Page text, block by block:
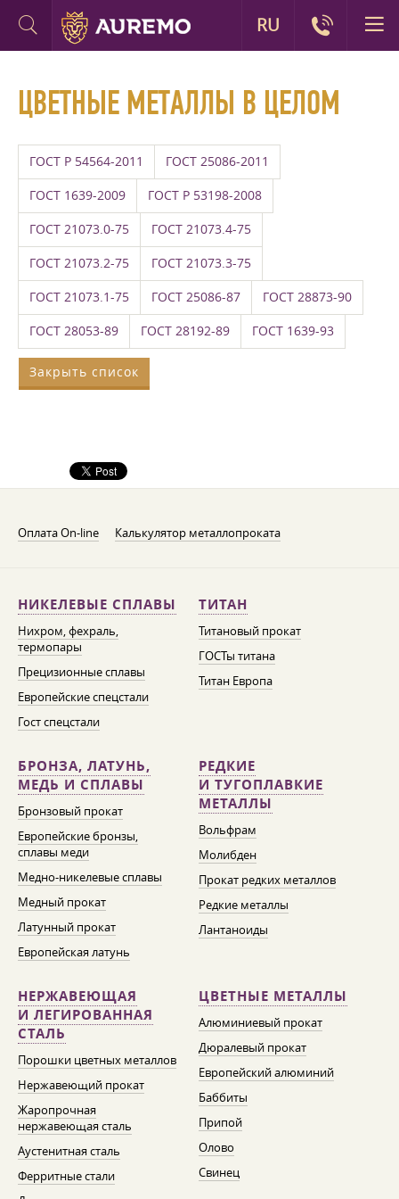
ЦВЕТНЫЕ МЕТАЛЛЫ В ЦЕЛОМ
ГОСТ Р 54564-2011 ГОСТ 25086-2011
ГОСТ 1639-2009 ГОСТ Р 53198-2008
ГОСТ 21073.0-75 ГОСТ 21073.4-75
ГОСТ 21073.2-75 ГОСТ 21073.3-75
ГОСТ 21073.1-75 ГОСТ 25086-87 ГОСТ 28873-90
ГОСТ 28053-89 ГОСТ 28192-89 ГОСТ 1639-93
Закрыть список
Оплата On-line Калькулятор металлопроката
НИКЕЛЕВЫЕ СПЛАВЫ
Нихром, фехраль,
термопары
Прецизионные сплавы
Европейские спецстали
Гост спецстали
ТИТАН
Титановый прокат
ГОСТы титана
Титан Европа
БРОНЗА, ЛАТУНЬ,
МЕДЬ И СПЛАВЫ
Бронзовый прокат
Европейские бронзы,
сплавы меди
Медно-никелевые сплавы
Медный прокат
Латунный прокат
Европейская латунь
РЕДКИЕ
И ТУГОПЛАВКИЕ
МЕТАЛЛЫ
Вольфрам
Молибден
Прокат редких металлов
Редкие металлы
Лантаноиды
НЕРЖАВЕЮЩАЯ
И ЛЕГИРОВАННАЯ
СТАЛЬ
Порошки цветных металлов
Нержавеющий прокат
Жаропрочная
нержавеющая сталь
Аустенитная сталь
Ферритные стали
ЦВЕТНЫЕ МЕТАЛЛЫ
Алюминиевый прокат
Дюралевый прокат
Европейский алюминий
Баббиты
Припой
Олово
Свинец
RU